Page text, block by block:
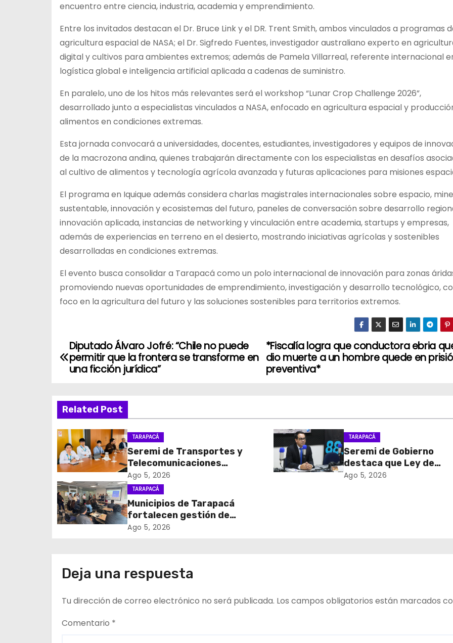
encuentro entre ciencia, industria, academia y emprendimiento.
Entre los invitados destacan el Dr. Bruce Link y el DR. Trent Smith, ambos vinculados a programas
agricultura espacial de NASA; el Dr. Sigfredo Fuentes, investigador australiano experto en
digital y cultivos para ambientes extremos; además de Pamela Villarreal, referente internacional
logística global e inteligencia artificial aplicada a cadenas de suministro.
En paralelo, uno de los hitos más relevantes será el workshop “Lunar Crop Challenge 2026”,
desarrollado junto a especialistas vinculados a NASA, enfocado en agricultura espacial y
alimentos en condiciones extremas.
Esta jornada convocará a universidades, docentes, estudiantes, investigadores y equipos de
de la macrozona andina, quienes trabajarán directamente con los especialistas en desafíos
al cultivo de alimentos y tecnología agrícola avanzada y futuras aplicaciones para misiones
El programa en Iquique además considera charlas magistrales internacionales sobre espacio,
sustentable, innovación y ecosistemas del futuro, paneles de conversación sobre desarrollo
innovación aplicada, instancias de networking y vinculación entre academia, startups y empresas,
además de experiencias en terreno en el desierto, mostrando iniciativas agrícolas y sostenibles
desarrolladas en condiciones extremas.
El evento busca consolidar a Tarapacá como un polo internacional de innovación para zonas
promoviendo nuevas oportunidades de emprendimiento, investigación y desarrollo tecnológico,
foco en la agricultura del futuro y las soluciones sostenibles para territorios extremos.
N
e
g
a
c
i
ó
e
e
n
*Fiscalía logra que conductora ebria
dio muerte a un hombre quede en
preventiva*
Diputado Álvaro Jofré: “Chile no puede
permitir que la frontera se transforme en
una ficción jurídica”
Related Post
TARAPACÁ
Seremi de Transportes y
Telecomunicaciones
encabezó primera mesa de
coordinación para el retiro
de cables en desuso en
Iquique
Ago 5, 2026
TARAPACÁ
Seremi de Gobierno
destaca que Ley de
Reconstrucción Nacional
Ago 5, 2026
TARAPACÁ
Municipios de Tarapacá
fortalecen gestión de
subsidios de agua potable
Ago 5, 2026
Deja una respuesta
Tu dirección de correo electrónico no será publicada. Los campos obligatorios están marcados
Comentario *